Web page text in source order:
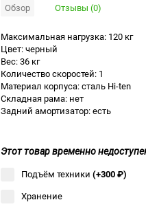
Выберите категорию
Выберите категорию
Выберите категорию
Выберите категорию
Обзор Отзывы (0)
Максимальная нагрузка: 120 кг
Цвет: черный
Вес: 36 кг
Количество скоростей: 1
Материал корпуса: сталь Hi-ten
Складная рама: нет
Задний амортизатор: есть
Этот товар временно
Подъём техники (+300₽)
Хранение